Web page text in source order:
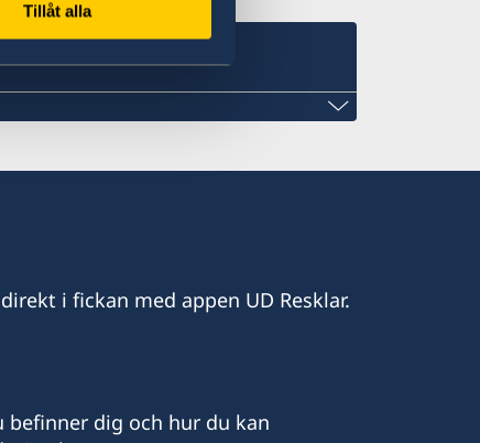
Tillåt alla
i fickan med appen UD Resklar.
dig och hur du kan